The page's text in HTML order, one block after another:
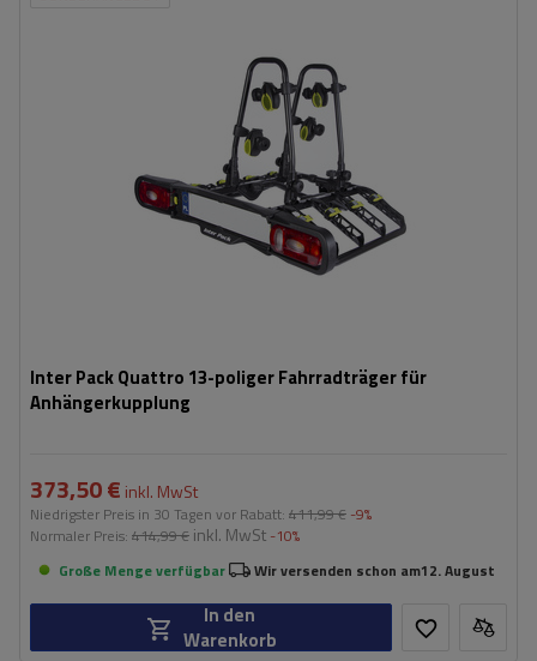
Inter Pack Quattro 13-poliger Fahrradträger für
Anhängerkupplung
60 kg
1140 mm
teilweise klappbare Konstruktion, die die Lagerung erleichtert
möglichkeit, die Plattform sogar mit Fahrrädern abzuklappen
373,50 € inkl. MwSt
Niedrigster Preis in 30 Tagen vor Rabatt: 411,99 € -9%
Normaler Preis: 414,99 € inkl. MwSt -10%
Große Menge verfügbar
Wir versenden schon am12. August
In den
Warenkorb